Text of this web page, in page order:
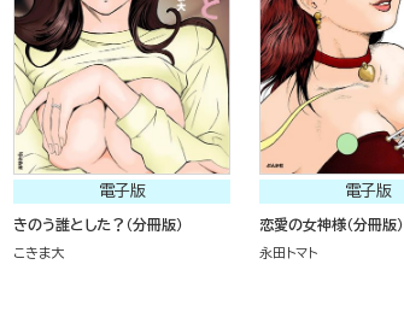
電子版
きのう誰とした？（分冊版）
こきま大
電子版
恋愛の女神様（分冊版）
永田トマト